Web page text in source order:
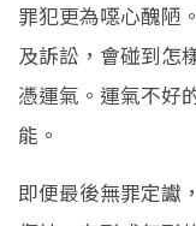
罪犯更為噁心醜陋
及訴訟，會碰到怎
憑運氣。運氣不好
能。
即便最後無罪定讞